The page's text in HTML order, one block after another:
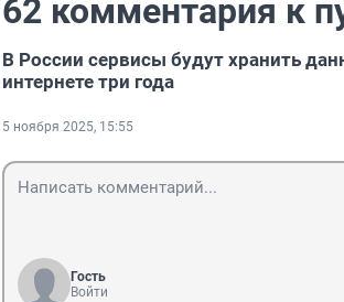
62 комментария к
В России сервисы будут хранить
интернете три года
5 ноября 2025, 15:55
Гость
Войти